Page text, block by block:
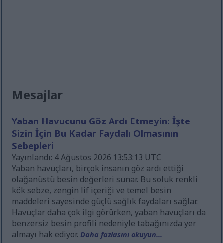
Mesajlar
Yaban Havucunu Göz Ardı Etmeyin: İşte
Sizin İçin Bu Kadar Faydalı Olmasının
Sebepleri
Yayınlandı: 4 Ağustos 2026 13:53:13 UTC
Yaban havuçları, birçok insanın göz ardı ettiği
olağanüstü besin değerleri sunar. Bu soluk renkli
kök sebze, zengin lif içeriği ve temel besin
maddeleri sayesinde güçlü sağlık faydaları sağlar.
Havuçlar daha çok ilgi görürken, yaban havuçları da
benzersiz besin profili nedeniyle tabağınızda yer
almayı hak ediyor.Daha fazlasını okuyun...